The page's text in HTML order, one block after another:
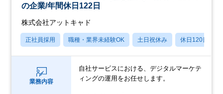
の企業/年間休日122日
株式会社アットキャド
正社員採用 職種・業界未経験OK 土日祝休み 休日120日以上
業務内容
自社サービスにおける、デジタルマーケテ
ィングの運用をお任せします。